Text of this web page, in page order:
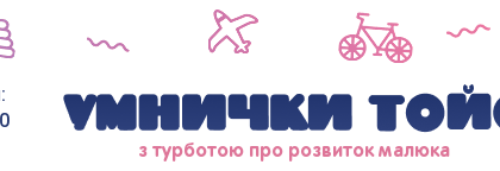
з турботою про розвиток малюка